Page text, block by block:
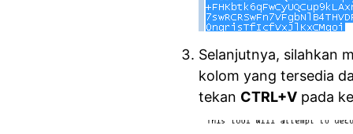
Selanjutnya, silahkan
kolom yang tersedia
tekan CTRL+V pada